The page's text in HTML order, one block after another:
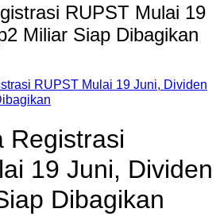
RUPST Mulai 19
Miliar Siap Dibagikan
RUPST Mulai 19 Juni, Dividen
Registrasi
19 Juni, Dividen
Dibagikan